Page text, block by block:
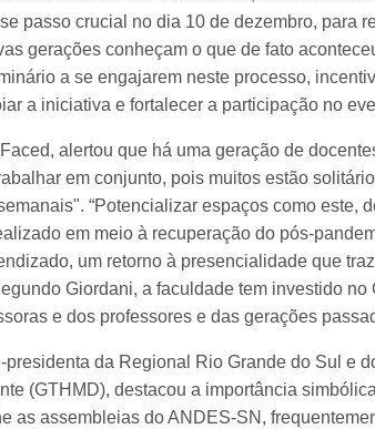
passo crucial no dia 10 de dezembro, para
gerações conheçam o que de fato
a se engajarem neste processo,
a iniciativa e fortalecer a participação no
alertou que há uma geração de
em conjunto, pois muitos estão
“Potencializar espaços como este,
em meio à recuperação do pós-
um retorno à presencialidade que
Giordani, a faculdade tem investido no
e dos professores e das gerações
presidenta da Regional Rio Grande do Sul e
(GTHMD), destacou a importância
as assembleias do ANDES-SN,